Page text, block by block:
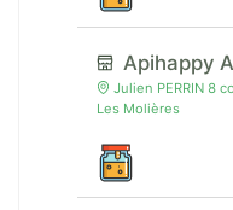
Apihappy
Julien PERRIN 8
Les Molières